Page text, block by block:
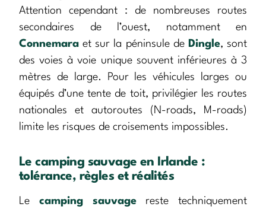
Attention cependant : de nombreuses routes
secondaires de l’ouest, notamment en
Connemara et sur la péninsule de Dingle, sont
des voies à voie unique souvent inférieures à 3
mètres de large. Pour les véhicules larges ou
équipés d’une tente de toit, privilégier les routes
nationales et autoroutes (N-roads, M-roads)
limite les risques de croisements impossibles.
Le camping sauvage en Irlande :
tolérance, règles et réalités
Le camping sauvagereste techniquement